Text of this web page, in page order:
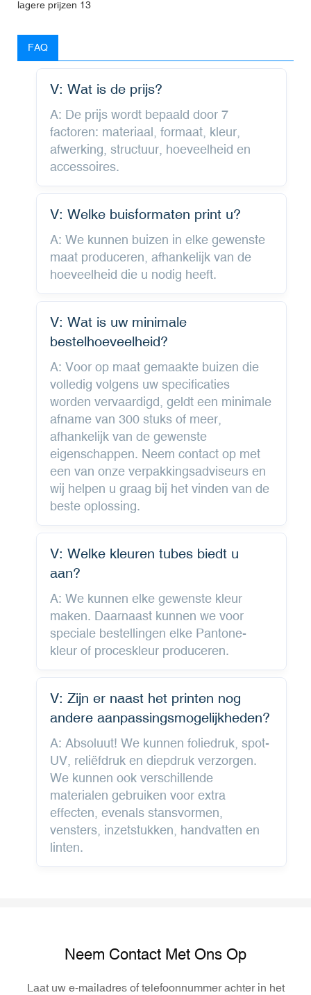
FAQ
V: Wat is de prijs?
A: De prijs wordt bepaald door 7
factoren: materiaal, formaat, kleur,
afwerking, structuur, hoeveelheid en
accessoires.
V: Welke buisformaten print u?
A: We kunnen buizen in elke gewenste
maat produceren, afhankelijk van de
hoeveelheid die u nodig heeft.
V: Wat is uw minimale
bestelhoeveelheid?
A: Voor op maat gemaakte buizen die
volledig volgens uw specificaties
worden vervaardigd, geldt een minimale
afname van 300 stuks of meer,
afhankelijk van de gewenste
eigenschappen. Neem contact op met
een van onze verpakkingsadviseurs en
wij helpen u graag bij het vinden van de
beste oplossing.
V: Welke kleuren tubes biedt u
aan?
A: We kunnen elke gewenste kleur
maken. Daarnaast kunnen we voor
speciale bestellingen elke Pantone-
kleur of proceskleur produceren.
V: Zijn er naast het printen nog
andere aanpassingsmogelijkheden?
A: Absoluut! We kunnen foliedruk, spot-
UV, reliëfdruk en diepdruk verzorgen.
We kunnen ook verschillende
materialen gebruiken voor extra
effecten, evenals stansvormen,
vensters, inzetstukken, handvatten en
linten.
Neem Contact Met Ons Op
Laat uw e-mailadres of telefoonnummer achter in het